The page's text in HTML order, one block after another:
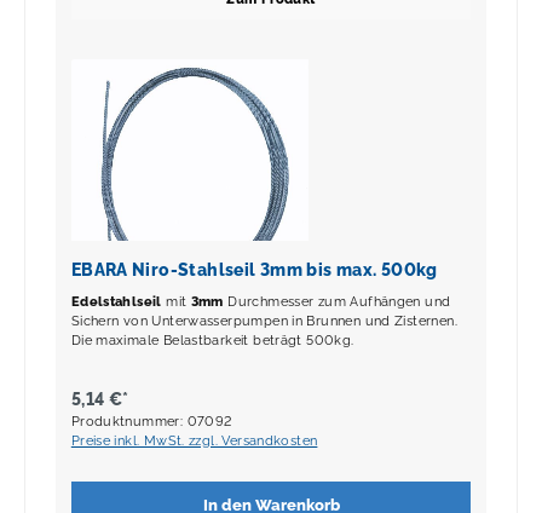
EBARA Niro-Stahlseil 3mm bis max. 500kg
Edelstahlseilmit 3mm Durchmesser zum Aufhängen und
Sichern von Unterwasserpumpen in Brunnen und Zisternen.
Die maximale Belastbarkeit beträgt 500kg.
5,14 €*
Produktnummer: 07092
Preise inkl. MwSt. zzgl. Versandkosten
In den Warenkorb